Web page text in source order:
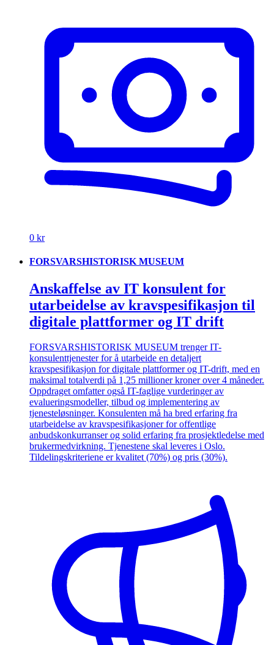
0 kr
FORSVARSHISTORISK MUSEUM
Anskaffelse av IT konsulent for
utarbeidelse av kravspesifikasjon til
digitale plattformer og IT drift
FORSVARSHISTORISK MUSEUM trenger IT-
konsulenttjenester for å utarbeide en detaljert
kravspesifikasjon for digitale plattformer og IT-drift, med en
maksimal totalverdi på 1,25 millioner kroner over 4 måneder.
Oppdraget omfatter også IT-faglige vurderinger av
evalueringsmodeller, tilbud og implementering av
tjenesteløsninger. Konsulenten må ha bred erfaring fra
utarbeidelse av kravspesifikasjoner for offentlige
anbudskonkurranser og solid erfaring fra prosjektledelse med
brukermedvirkning. Tjenestene skal leveres i Oslo.
Tildelingskriteriene er kvalitet (70%) og pris (30%).